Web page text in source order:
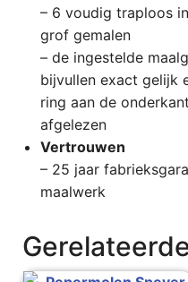
– 6 voudig traploos
grof gemalen
– de ingestelde
bijvullen exact gelijk
ring aan de
afgelezen
Vertrouwen
– 25 jaar
maalwerk